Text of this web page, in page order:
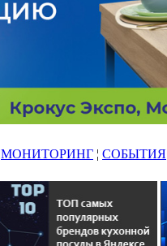
МОНИТОРИНГ ¦ СОБЫТИЯ